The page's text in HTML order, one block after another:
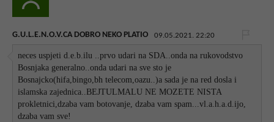
G.U.L.E.N.O.V.CA DOBRO NEKO PLATIO 09.05.2021. 22:20
neces uspjeti d.e.b.ilu ..prvo udari na SDA..onda na rukovodstvo
Bosnjaka generalno..onda udari na sve sto je
Bosnajcko(hifa,bingo,bh telecom,oazu..)a sada je na red dosla i
islamska zajednica..BEJTULMALU NE MOZETE NISTA
prokletnici,dzaba vam botovanje, dzaba vam spam...vl.a.h.a.d.ijo,
dzaba vam sve!